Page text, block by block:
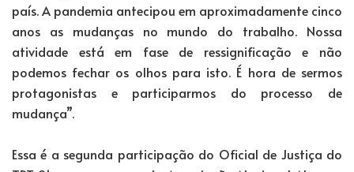
país. A pandemia antecipou em aproximadamente cinco
anos as mudanças no mundo do trabalho. Nossa
atividade está em fase de ressignificação e não
podemos fechar os olhos para isto. É hora de sermos
protagonistas e participarmos do processo de
mudança”.
Essa é a segunda participação do Oficial de Justiça do